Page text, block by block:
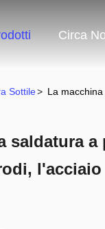
Circa
Sottile> La
saldatura